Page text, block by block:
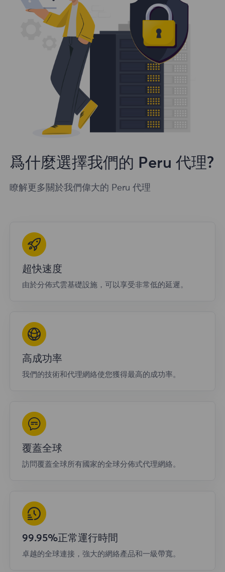
爲什麼選擇我們的 Peru 代理?
瞭解更多關於我們偉大的 Peru 代理
超快速度
由於分佈式雲基礎設施，可以享受非常低的延遲。
高成功率
我們的技術和代理網絡使您獲得最高的成功率。
覆蓋全球
訪問覆蓋全球所有國家的全球分佈式代理網絡。
99.95%正常運行時間
卓越的全球連接，強大的網絡產品和一級帶寬。